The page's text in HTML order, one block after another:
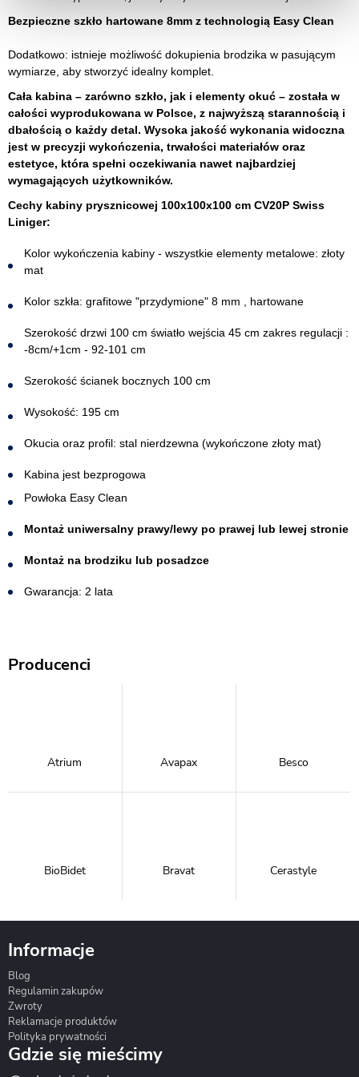
Bezpieczne szkło hartowane 8mm z technologią Easy Clean
Dodatkowo: istnieje możliwość dokupienia brodzika w pasującym
wymiarze, aby stworzyć idealny komplet.
Cała kabina – zarówno szkło, jak i elementy okuć – została w
całości wyprodukowana w Polsce, z najwyższą starannością i
dbałością o każdy detal. Wysoka jakość wykonania widoczna
jest w precyzji wykończenia, trwałości materiałów oraz
estetyce, która spełni oczekiwania nawet najbardziej
wymagających użytkowników.
Cechy kabiny prysznicowej 100x100x100 cm CV20P Swiss
Liniger:
Kolor wykończenia kabiny - wszystkie elementy metalowe: złoty
mat
Kolor szkła: grafitowe "przydymione" 8 mm , hartowane
Szerokość drzwi 100 cm światło wejścia 45 cm zakres regulacji :
-8cm/+1cm - 92-101 cm
Szerokość ścianek bocznych 100 cm
Wysokość: 195 cm
Okucia oraz profil: stal nierdzewna (wykończone złoty mat)
Kabina jest bezprogowa​
Powłoka Easy Clean
Montaż uniwersalny prawy/lewy po prawej lub lewej stronie
Montaż na brodziku lub posadzce
Gwarancja: 2 lata
Producenci
Atrium Avapax Besco
BioBidet Bravat Cerastyle
Informacje
Blog
Regulamin zakupów
Zwroty
Reklamacje produktów
Polityka prywatności
Gdzie się mieścimy